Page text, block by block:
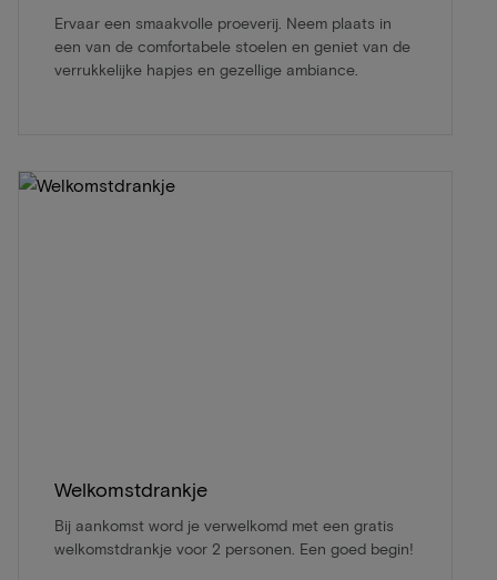
Ervaar een smaakvolle proeverij. Neem plaats in
een van de comfortabele stoelen en geniet van de
verrukkelijke hapjes en gezellige ambiance.
Welkomstdrankje
Bij aankomst word je verwelkomd met een gratis
welkomstdrankje voor 2 personen. Een goed begin!